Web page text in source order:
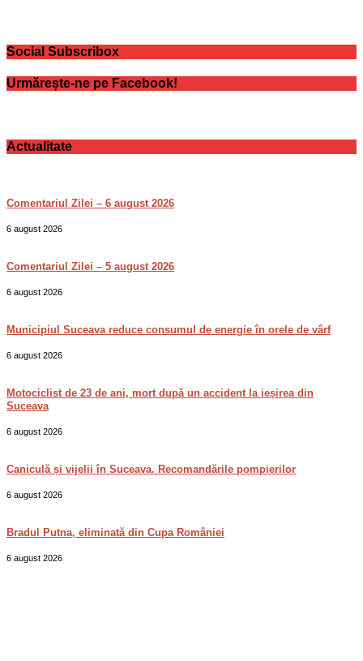
Social Subscribox
Urmărește-ne pe Facebook!
Actualitate
Comentariul Zilei – 6 august 2026
6 august 2026
Comentariul Zilei – 5 august 2026
6 august 2026
Municipiul Suceava reduce consumul de energie în orele de vârf
6 august 2026
Motociclist de 23 de ani, mort după un accident la ieșirea din
Suceava
6 august 2026
Caniculă și vijelii în Suceava. Recomandările pompierilor
6 august 2026
Bradul Putna, eliminată din Cupa României
6 august 2026